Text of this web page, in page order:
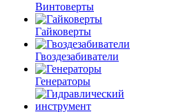
Винтоверты
Гайковерты
Гвоздезабиватели
Генераторы